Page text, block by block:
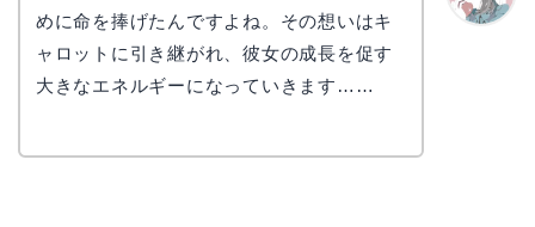
めに命を捧げたんですよね。その想いはキ
ャロットに引き継がれ、彼女の成長を促す
大きなエネルギーになっていきます……